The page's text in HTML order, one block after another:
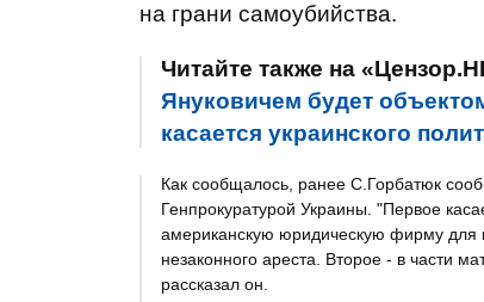
на грани самоубийства.
Читайте также на
Януковичем будет
касается украинского
Как сообщалось, ранее С.Горбатюк
Генпрокуратурой Украины. "Первое
американскую юридическую фирму для
незаконного ареста. Второе - в части
рассказал он.